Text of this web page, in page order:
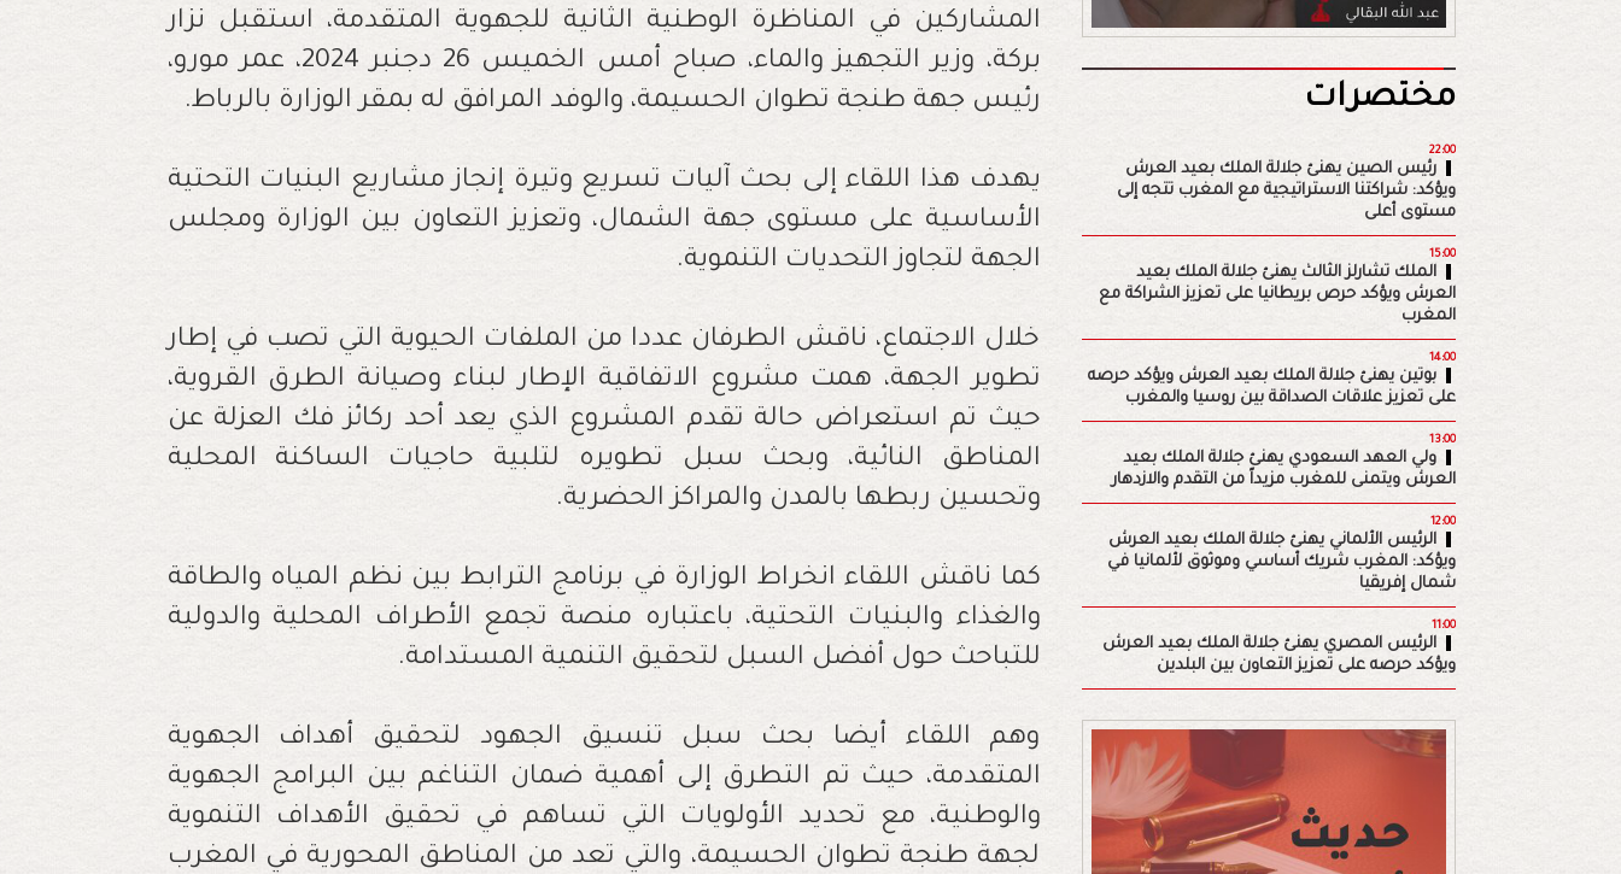
المشاركين في المناظرة الوطنية الثانية للجهوية المتقدمة، استقبل نزار
بركة، وزير التجهيز والماء، صباح أمس الخميس 26 دجنبر 2024، عمر مورو،
رئيس جهة طنجة تطوان الحسيمة، والوفد المرافق له بمقر الوزارة بالرباط.
يهدف هذا اللقاء إلى بحث آليات تسريع وتيرة إنجاز مشاريع البنيات التحتية
الأساسية على مستوى جهة الشمال، وتعزيز التعاون بين الوزارة ومجلس
الجهة لتجاوز التحديات التنموية.
خلال الاجتماع، ناقش الطرفان عددا من الملفات الحيوية التي تصب في إطار
تطوير الجهة، همت مشروع الاتفاقية الإطار لبناء وصيانة الطرق القروية،
حيث تم استعراض حالة تقدم المشروع الذي يعد أحد ركائز فك العزلة عن
المناطق النائية، وبحث سبل تطويره لتلبية حاجيات الساكنة المحلية
وتحسين ربطها بالمدن والمراكز الحضرية.
كما ناقش اللقاء انخراط الوزارة في برنامج الترابط بين نظم المياه والطاقة
والغذاء والبنيات التحتية، باعتباره منصة تجمع الأطراف المحلية والدولية
للتباحث حول أفضل السبل لتحقيق التنمية المستدامة.
وهم اللقاء أيضا بحث سبل تنسيق الجهود لتحقيق أهداف الجهوية
المتقدمة، حيث تم التطرق إلى أهمية ضمان التناغم بين البرامج الجهوية
والوطنية، مع تحديد الأولويات التي تساهم في تحقيق الأهداف التنموية
لجهة طنجة تطوان الحسيمة، والتي تعد من المناطق المحورية في المغرب
مختصرات
22:00
رئيس الصين يهنئ جلالة الملك بعيد العرش
ويؤكد: شراكتنا الاستراتيجية مع المغرب تتجه إلى
مستوى أعلى
15:00
الملك تشارلز الثالث يهنئ جلالة الملك بعيد
العرش ويؤكد حرص بريطانيا على تعزيز الشراكة مع
المغرب
14:00
بوتين يهنئ جلالة الملك بعيد العرش ويؤكد حرصه
على تعزيز علاقات الصداقة بين روسيا والمغرب
13:00
ولي العهد السعودي يهنئ جلالة الملك بعيد
العرش ويتمنى للمغرب مزيداً من التقدم والازدهار
12:00
الرئيس الألماني يهنئ جلالة الملك بعيد العرش
ويؤكد: المغرب شريك أساسي وموثوق لألمانيا في
شمال إفريقيا
11:00
الرئيس المصري يهنئ جلالة الملك بعيد العرش
ويؤكد حرصه على تعزيز التعاون بين البلدين